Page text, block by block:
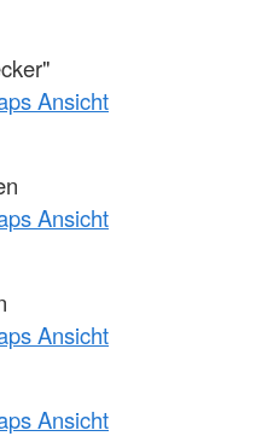
Ansicht
Ansicht
Ansicht
Ansicht